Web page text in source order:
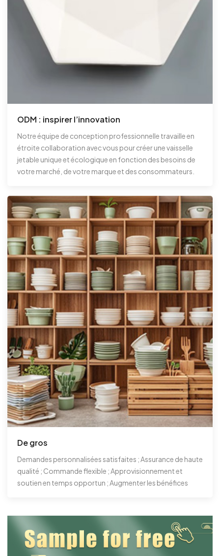
ODM : inspirer l’innovation
Notre équipe de conception professionnelle travaille en
étroite collaboration avec vous pour créer une vaisselle
jetable unique et écologique en fonction des besoins de
votre marché, de votre marque et des consommateurs.
De gros
Demandes personnalisées satisfaites ; Assurance de haute
qualité ; Commande flexible ; Approvisionnement et
soutien en temps opportun ; Augmenter les bénéfices